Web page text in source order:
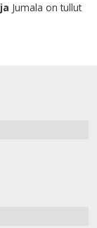
Jumala on tullut